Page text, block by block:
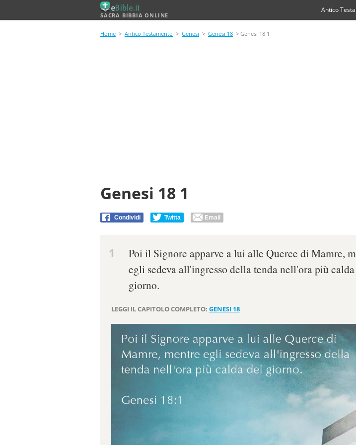
SACRA BIBBIA ONLINE
Antico
Home > Antico Testamento > Genesi > Genesi 18 > Genesi 18 1
Genesi 18 1
Condividi Twitta Email
1
Poi il Signore apparve a lui alle Querce di Mamre,
egli sedeva all'ingresso della tenda nell'ora più
giorno.
LEGGI IL CAPITOLO COMPLETO: GENESI 18